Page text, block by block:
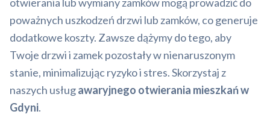
poważnych uszkodzeń drzwi lub zamków, co generuje
dodatkowe koszty. Zawsze dążymy do tego, aby
Twoje drzwi i zamek pozostały w nienaruszonym
stanie, minimalizując ryzyko i stres. Skorzystaj z
naszych usługawaryjnego otwierania mieszkań w
Gdyni.